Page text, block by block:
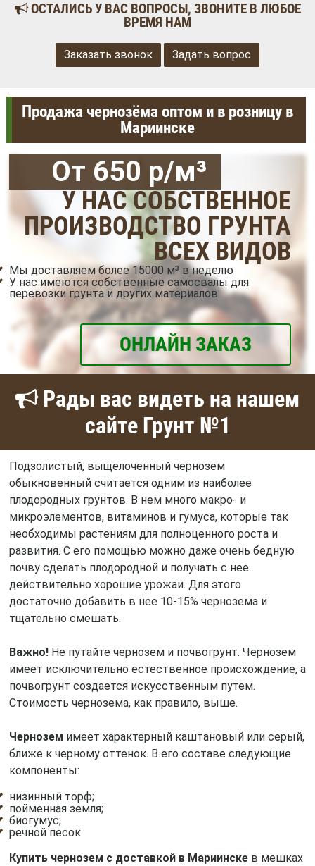
ОСТАЛИСЬ У ВАС ВОПРОСЫ, ЗВОНИТЕ В ЛЮБОЕ
ВРЕМЯ НАМ
Заказать звонок Задать вопрос
Продажа чернозёма оптом и в розницу в
Мариинске
От 650 р/м³
У НАС СОБСТВЕННОЕ
ПРОИЗВОДСТВО ГРУНТА
ВСЕХ ВИДОВ
Мы доставляем более 15000 м³ в неделю
У нас имеются собственные самосвалы для
перевозки грунта и других материалов
ОНЛАЙН ЗАКАЗ
Рады вас видеть на нашем
сайте Грунт №1
Подзолистый, выщелоченный чернозем
обыкновенный считается одним из наиболее
плодородных грунтов. В нем много макро- и
микроэлементов, витаминов и гумуса, которые так
необходимы растениям для полноценного роста и
развития. С его помощью можно даже очень бедную
почву сделать плодородной и получать с нее
действительно хорошие урожаи. Для этого
достаточно добавить в нее 10-15% чернозема и
тщательно смешать.
Важно!Не путайте чернозем и почвогрунт. Чернозем
имеет исключительно естественное происхождение, а
почвогрунт создается искусственным путем.
Стоимость чернозема, как правило, выше.
Чернозем имеет характерный каштановый или серый,
ближе к черному оттенок. В его составе следующие
компоненты:
низинный торф;
пойменная земля;
биогумус;
речной песок.
Купить чернозем с доставкой в Мариинскев мешках